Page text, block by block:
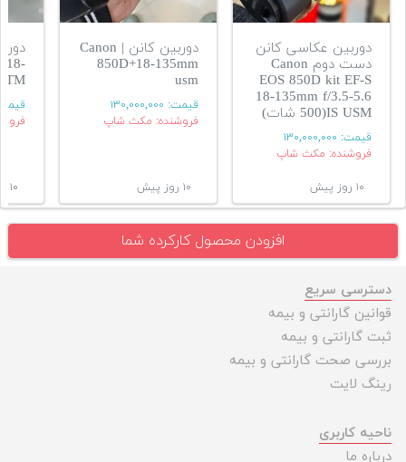
دوربین عکاسی کانن
دست دوم Canon
EOS 850D kit EF-S
18-135mm f/3.5-5.6
IS USM(500 شات)
قیمت: ۱۳۰,۰۰۰,۰۰۰
فروشنده: مکث شاپ
۱۰ روز پیش
دوربین کانن | Canon
850D+18-135mm
usm
قیمت: ۱۳۰,۰۰۰,۰۰۰
فروشنده: مکث شاپ
۱۰ روز پیش ۱۰ روز پیش
افزودن محصول کارکرده شما
دسترسی سریع
قوانین گارانتی و بیمه
ثبت گارانتی و بیمه
بررسی صحت گارانتی و بیمه
رینگ لایت
ناحیه کاربری
درباره ما